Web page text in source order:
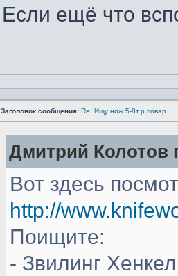
Если ещё что
Заголовок сообщения: Re: Ищу нож.5-8т.р.повар
Дмитрий Колотов
Вот здесь
http://
Поищите:
- Звилинг